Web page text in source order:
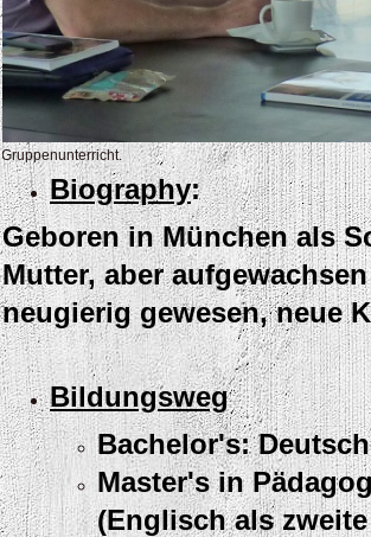
Gruppenunterricht.
Biography:
Geboren in München als
Mutter, aber
neugierig gewesen, neue
Bildungsweg
Bachelor's:
Master's in
(Englisch als